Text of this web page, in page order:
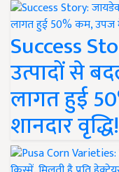
Success
उत्पादों से
लागत हुई
शानदार वृद्धि!